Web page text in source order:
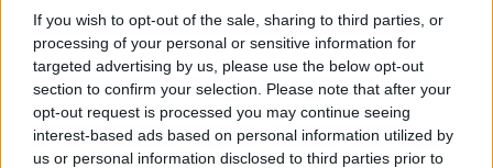
If you wish to opt-out of the sale, sharing to third parties, or
processing of your personal or sensitive information for
targeted advertising by us, please use the below opt-out
section to confirm your selection. Please note that after your
opt-out request is processed you may continue seeing
interest-based ads based on personal information utilized by
us or personal information disclosed to third parties prior to
Το μέλλον της τεχνολογίας
27.07.2026, 06:00